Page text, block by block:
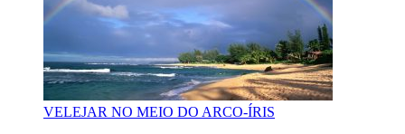
VELEJAR NO MEIO DO ARCO-ÍRIS